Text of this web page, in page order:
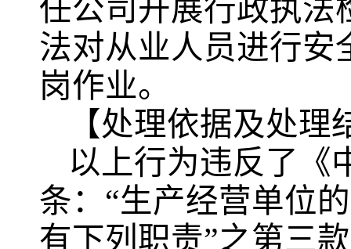
任公司开展行政执法
法对从业人员进行安
岗作业。
【处理依据及处理
以上行为违反了《
条：“生产经营单位
有下列职责”之第三